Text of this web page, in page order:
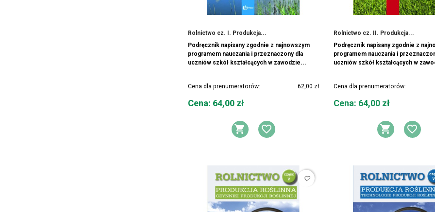
Rolnictwo cz. I. Produkcja...
Podręcznik napisany zgodnie z najnowszym
programem nauczania i przeznaczony dla
uczniów szkół kształcących w zawodzie...
Cena dla prenumeratorów: 62,00 zł
Cena
Cena: 64,00 zł
DODAJ DO KOSZYKA
DODAJ DO LISTY ŻYCZEŃ
Rolnictwo cz. II. Produkcja...
Podręcznik napisany zgodnie z
programem nauczania i
uczniów szkół kształcących w
Cena dla prenumeratorów:
Cena
Cena: 64,00 zł
DODAJ
favorite_border